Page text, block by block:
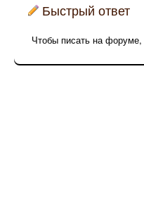
Быстрый ответ
Чтобы писать на форуме,